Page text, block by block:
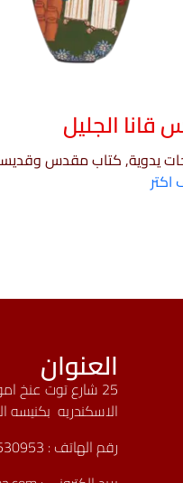
قانا الجليل
يدوية, كتاب مقدس
اكتر
العنوان
25 شارع توت عنخ امون سموحه
الاسكندريه
رقم الهاتف :